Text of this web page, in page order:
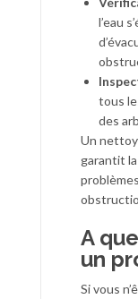
l’eau
tous
des
Un
garantit
A
un
Si vous